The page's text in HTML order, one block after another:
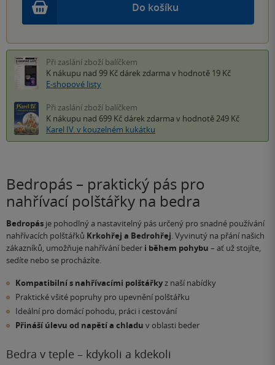
Do košíku
Při zaslání zboží balíčkem
K nákupu nad 99 Kč dárek zdarma v hodnotě 19 Kč
E-shopové listy
Při zaslání zboží balíčkem
K nákupu nad 699 Kč dárek zdarma v hodnotě 249 Kč
Karel IV. v kouzelném kukátku
Bedropás – praktický pás pro
nahřívací polštářky na bedra
Bedropás je pohodlný a nastavitelný pás určený pro snadné používání
nahřívacích polštářků Krkohřej a Bedrohřej. Vyvinutý na přání našich
zákazníků, umožňuje nahřívání beder i během pohybu – ať už stojíte,
sedíte nebo se procházíte.
Kompatibilní s nahřívacími polštářkyz naší nabídky
Praktické všité popruhy pro upevnění polštářku
Ideální pro domácí pohodu, práci i cestování
Přináší úlevu od napětí a chladu v oblasti beder
Bedra v teple – kdykoli a kdekoli